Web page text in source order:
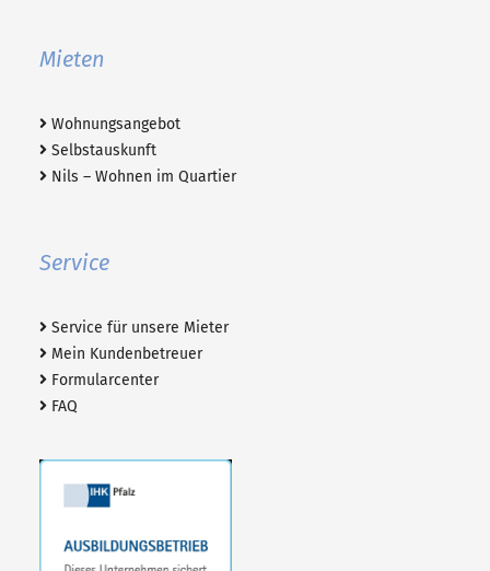
Mieten
Wohnungsangebot
Selbstauskunft
Nils – Wohnen im Quartier
Service
Service für unsere Mieter
Mein Kundenbetreuer
Formularcenter
FAQ